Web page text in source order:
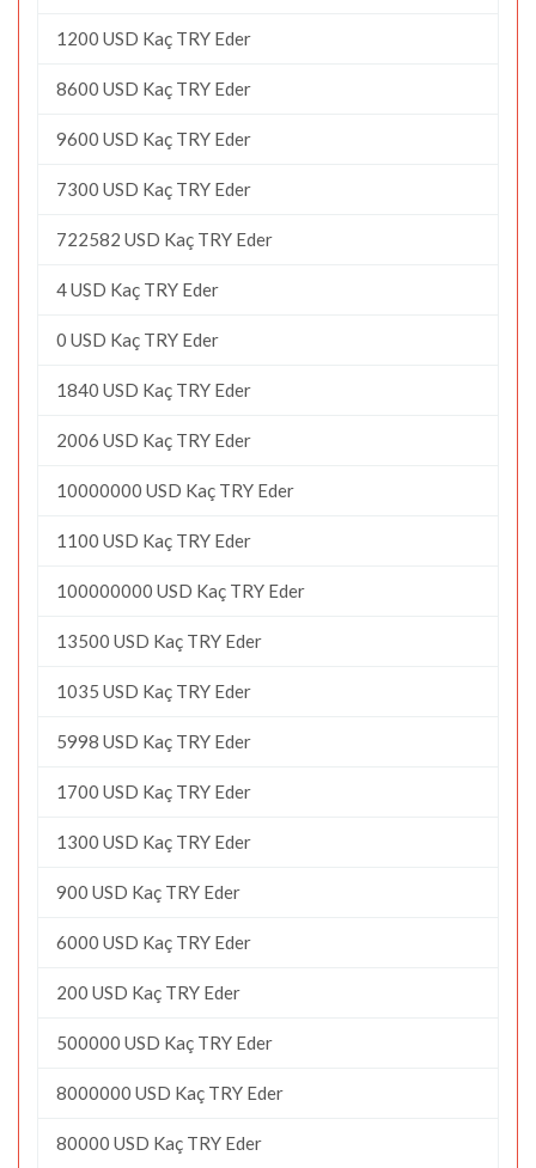
1200 USD Kaç TRY Eder
8600 USD Kaç TRY Eder
9600 USD Kaç TRY Eder
7300 USD Kaç TRY Eder
722582 USD Kaç TRY Eder
4 USD Kaç TRY Eder
0 USD Kaç TRY Eder
1840 USD Kaç TRY Eder
2006 USD Kaç TRY Eder
10000000 USD Kaç TRY Eder
1100 USD Kaç TRY Eder
100000000 USD Kaç TRY Eder
13500 USD Kaç TRY Eder
1035 USD Kaç TRY Eder
5998 USD Kaç TRY Eder
1700 USD Kaç TRY Eder
1300 USD Kaç TRY Eder
900 USD Kaç TRY Eder
6000 USD Kaç TRY Eder
200 USD Kaç TRY Eder
500000 USD Kaç TRY Eder
8000000 USD Kaç TRY Eder
80000 USD Kaç TRY Eder